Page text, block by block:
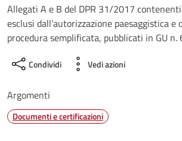
Allegati A e B del DPR 31/2017
esclusi dall’autorizzazione paesaggistica
procedura semplificata, pubblicati in GU
Condividi Vedi azioni
Argomenti
Documenti e certificazioni